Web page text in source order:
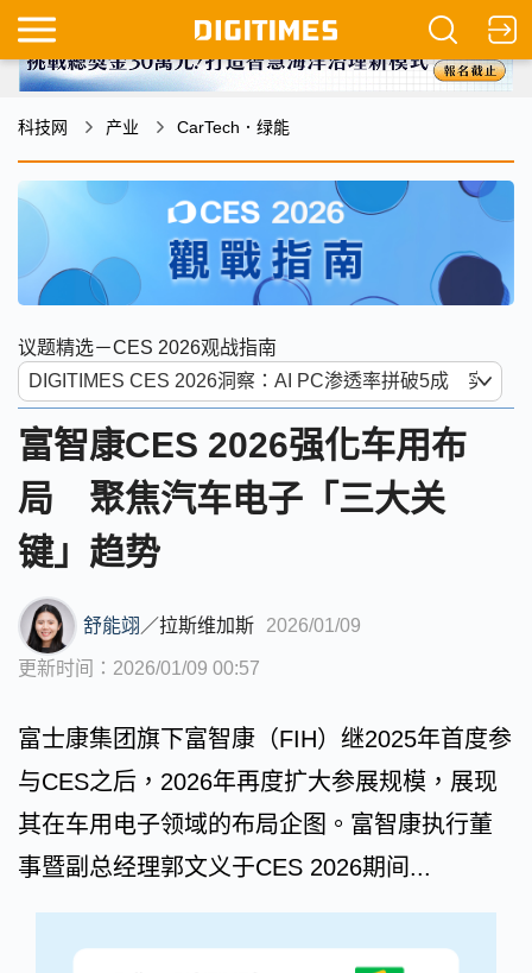
科技网 产业 CarTech．绿能
议题精选－CES 2026观战指南
富智康CES 2026强化车用布
局 聚焦汽车电子「三大关
键」趋势
舒能翊 ／拉斯维加斯 2026/01/09
更新时间：2026/01/09 00:57
富士康集团旗下富智康（FIH）继2025年首度参
与CES之后，2026年再度扩大参展规模，展现
其在车用电子领域的布局企图。富智康执行董
事暨副总经理郭文义于CES 2026期间...